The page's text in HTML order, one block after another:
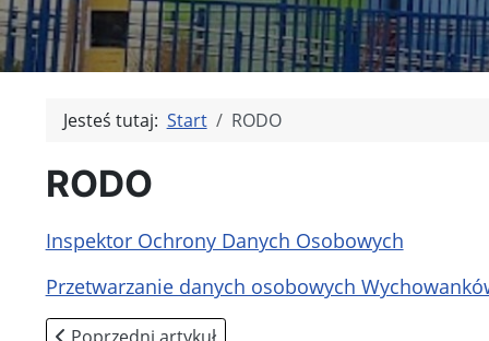
Jesteś tutaj: Start RODO
RODO
Inspektor Ochrony Danych Osobowych
Przetwarzanie danych osobowych
Poprzedni artykuł: test